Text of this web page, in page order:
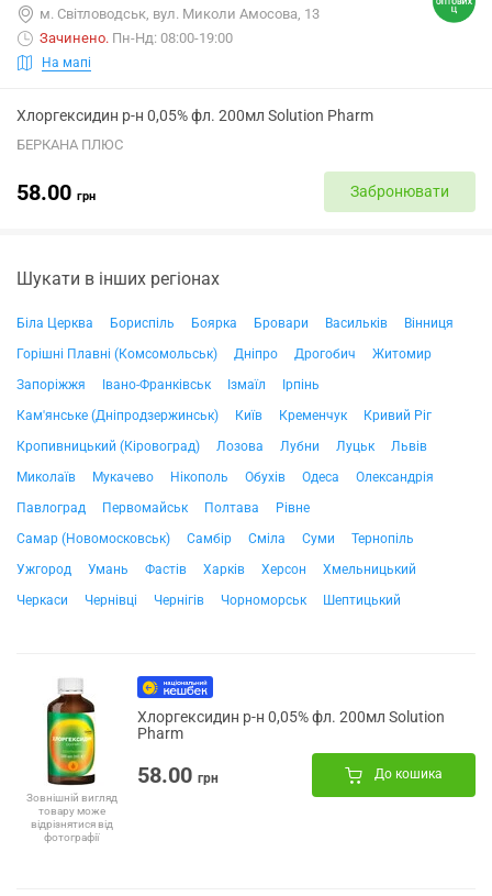
м. Світловодськ, вул. Миколи Амосова, 13
Зачинено. Пн-Нд: 08:00-19:00
На мапі
Хлоргексидин р-н 0,05% фл. 200мл Solution Pharm
БЕРКАНА ПЛЮС
58.00 грн Забронювати
Шукати в інших регіонах
Біла Церква Бориспіль Боярка Бровари Васильків
Вінниця
Горішні Плавні (Комсомольськ)
Дніпро Дрогобич
Житомир
Запоріжжя
Івано-Франківськ Ізмаїл
Ірпінь
Кам'янське (Дніпродзержинськ)
Київ Кременчук
Кривий Ріг
Кропивницький (Кіровоград)
Лозова Лубни Луцьк
Львів
Миколаїв
Мукачево Нікополь Обухів Одеса
Олександрія
Павлоград
Первомайськ Полтава
Рівне
Самар (Новомосковськ)
Самбір Сміла Суми
Тернопіль
Ужгород
Умань Фастів Харків Херсон
Хмельницький
Черкаси
Чернівці Чернігів Чорноморськ Шептицький
Зовнішній вигляд
товару може
відрізнятися від
фотографії
Хлоргексидин р-н 0,05% фл. 200мл Solution
Pharm
58.00 грн До кошика